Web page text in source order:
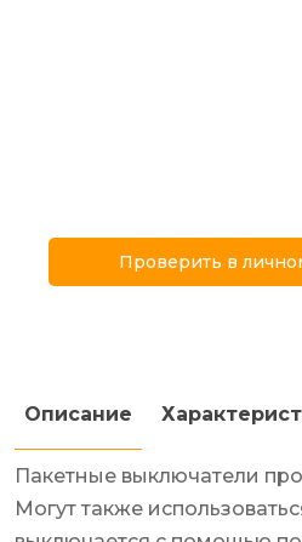
Проверить в
Описание
Пакетные выключатели
Могут также